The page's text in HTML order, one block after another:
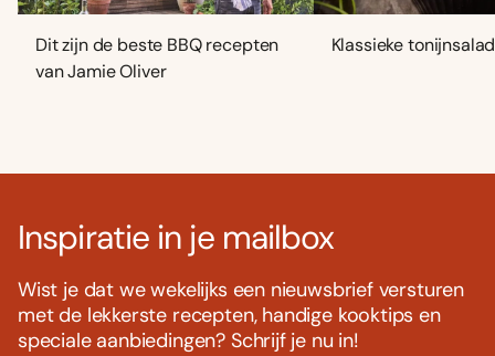
Dit zijn de beste BBQ recepten
van Jamie Oliver
Klassieke
Inspiratie in je mailbox
Wist je dat we wekelijks een nieuwsbrief versturen
met de lekkerste recepten, handige kooktips en
speciale aanbiedingen? Schrijf je nu in!